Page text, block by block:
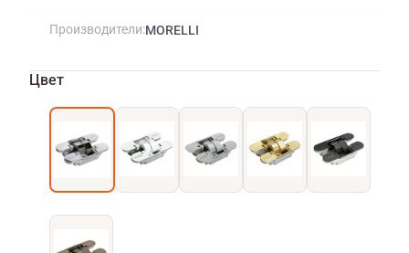
Производители MORELLI
Цвет